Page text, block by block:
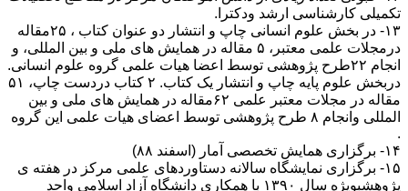
تکمیلی کارشناسی ارشد ودکترا.
۱۳- در بخش علوم انسانی چاپ و انتشار دو عنوان کتاب ، ۲۵مقاله
درمجلات علمی معتبر، ۵ مقاله در همایش های ملی و بین المللی، و
انجام ۲۲طرح پژوهشی توسط اعضا هیات علمی گروه علوم انسانی.
دربخش علوم پایه چاپ و انتشار یک کتاب. ۲ کتاب دردست چاپ، ۵۱
مقاله در مجلات معتبر علمی ۶۲مقاله در همایش های ملی و بین
المللی وانجام ۸ طرح پژوهشی توسط اعضای هیات علمی این گروه
.
۱۴- برگزاری همایش تخصصی آمار (اسفند ۸۸)
۱۵- برگزاری نمایشگاه سالانه دستاوردهای علمی مرکز در هفته ی
پژوهشبویژه سال ۱۳۹۰ با همکاری دانشگاه آزاد اسلامی واحد